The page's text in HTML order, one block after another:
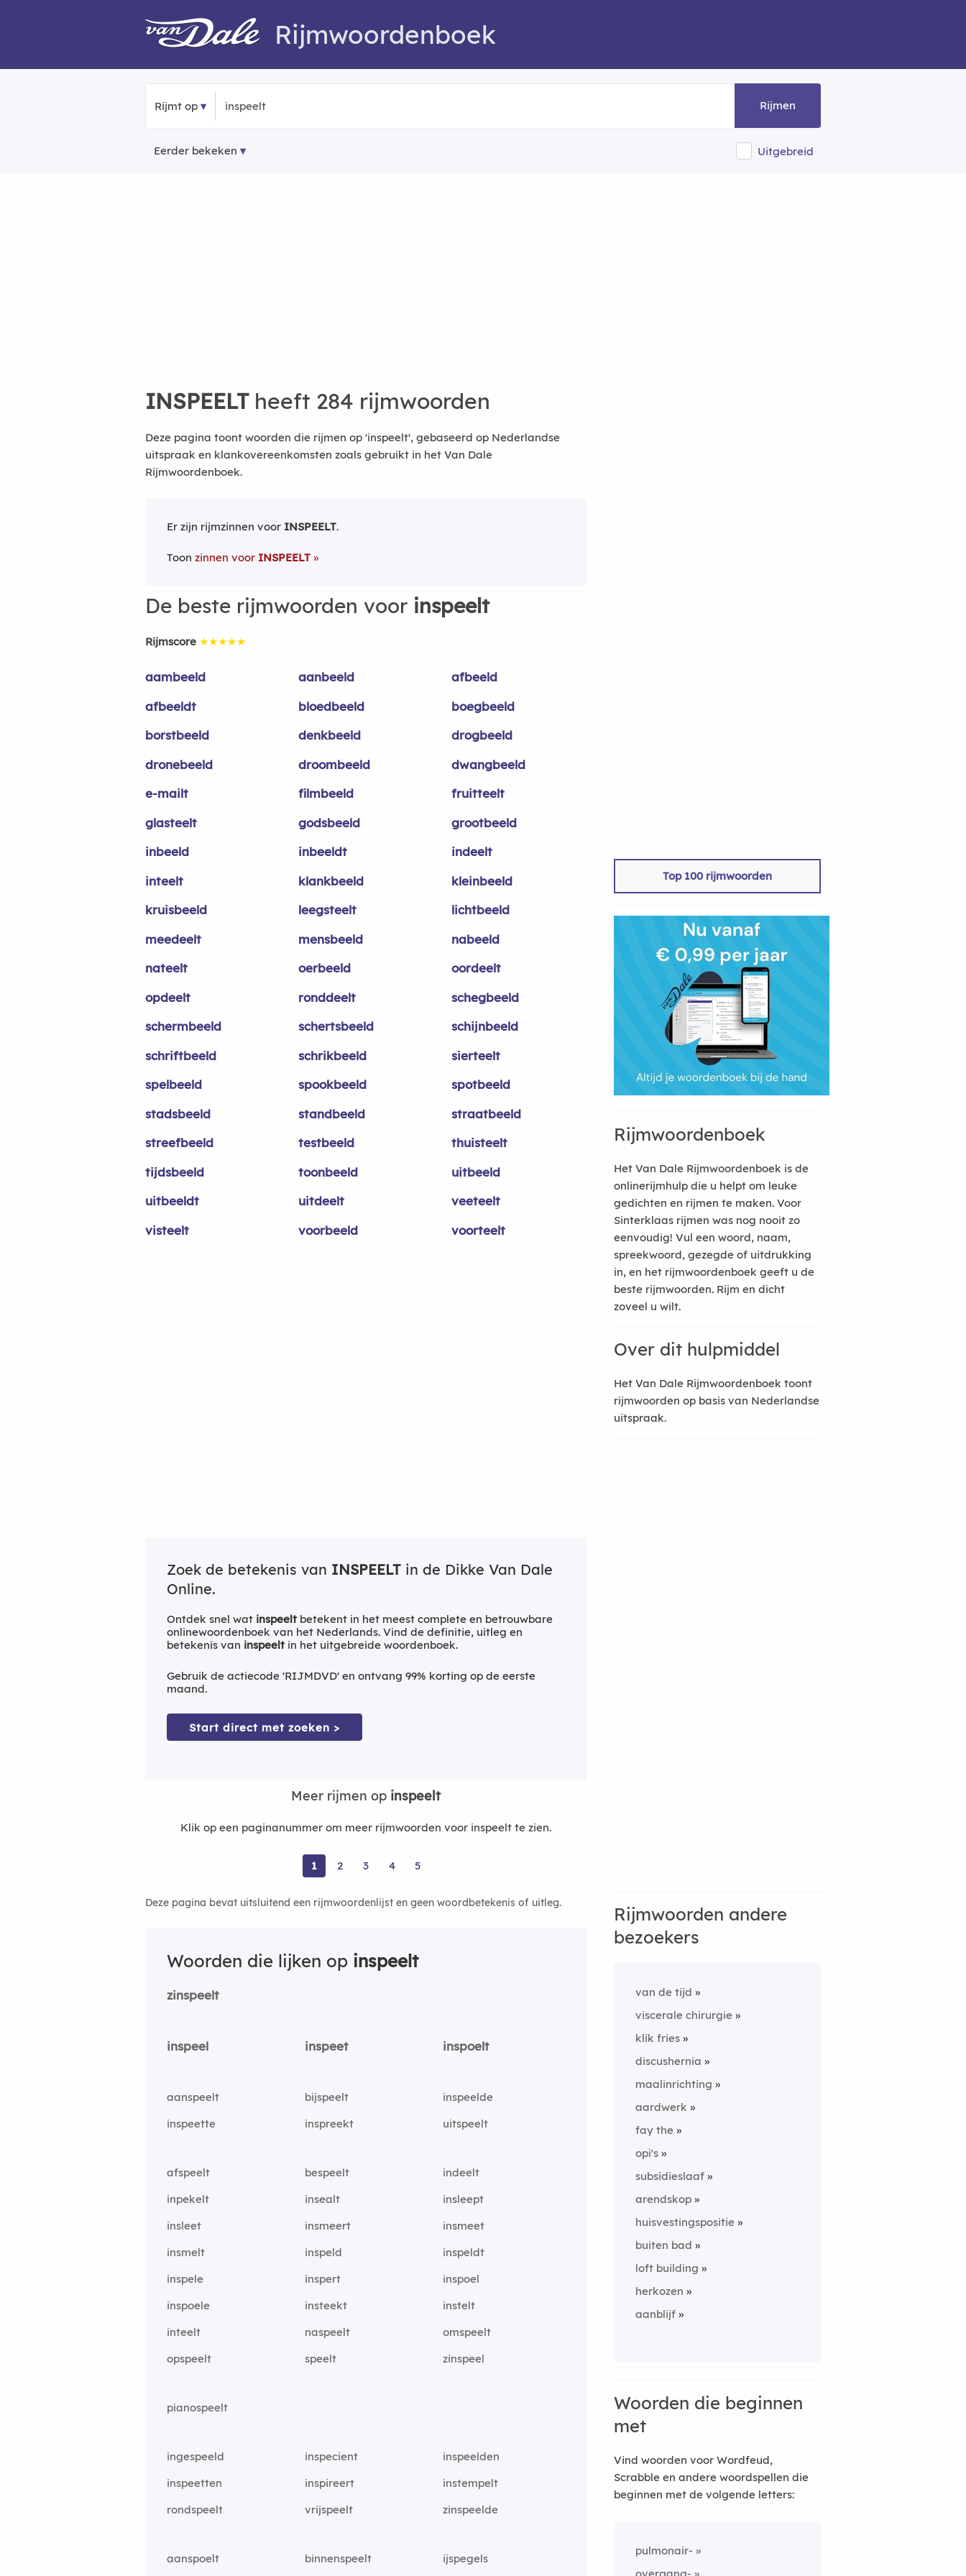
Rijmwoordenboek
Rijmt op Rijmen
Eerder bekeken Uitgebreid
INSPEELTheeft 284 rijmwoorden
Deze pagina toont woorden die rijmen op 'inspeelt', gebaseerd op Nederlandse
uitspraak en klankovereenkomsten zoals gebruikt in het Van Dale
Rijmwoordenboek.
Er zijn rijmzinnen voor INSPEELT.
Toon zinnen voor INSPEELT
De beste rijmwoorden voor inspeelt
Rijmscore ★★★★★
aambeeld aanbeeld
afbeeld
afbeeldt
bloedbeeld
boegbeeld
borstbeeld
denkbeeld
drogbeeld
dronebeeld
droombeeld
dwangbeeld
e-mailt
filmbeeld
fruitteelt
glasteelt
godsbeeld
grootbeeld
inbeeld
inbeeldt
indeelt
inteelt
klankbeeld
kleinbeeld
kruisbeeld
leegsteelt
lichtbeeld
meedeelt
mensbeeld
nabeeld
nateelt
oerbeeld
oordeelt
opdeelt
ronddeelt
schegbeeld
schermbeeld
schertsbeeld
schijnbeeld
schriftbeeld
schrikbeeld
sierteelt
spelbeeld
spookbeeld
spotbeeld
stadsbeeld
standbeeld
straatbeeld
streefbeeld
testbeeld
thuisteelt
tijdsbeeld
toonbeeld
uitbeeld
uitbeeldt
uitdeelt
veeteelt
visteelt
voorbeeld voorteelt
Zoek de betekenis van INSPEELT in de Dikke Van Dale
Online.
Ontdek snel wat inspeelt betekent in het meest complete en betrouwbare
onlinewoordenboek van het Nederlands. Vind de definitie, uitleg en
betekenis van inspeelt in het uitgebreide woordenboek.
Gebruik de actiecode 'RIJMDVD' en ontvang 99% korting op de eerste
maand.
Start direct met zoeken >
Meer rijmen op inspeelt
Klik op een paginanummer om meer rijmwoorden voor inspeelt te zien.
1 2 3 4 5
Deze pagina bevat uitsluitend een rijmwoordenlijst en geen woordbetekenis of uitleg.
Woorden die lijken op inspeelt
zinspeelt
inspeel inspeet inspoelt
aanspeelt bijspeelt
inspeelde
inspeette
inspreekt uitspeelt
afspeelt bespeelt
indeelt
inpekelt
insealt
insleept
insleet
insmeert
insmeet
insmelt
inspeld
inspeldt
inspele
inspert
inspoel
inspoele
insteekt
instelt
inteelt
naspeelt
omspeelt
opspeelt
speelt zinspeel
pianospeelt
ingespeeld inspecient
inspeelden
inspeetten
inspireert
instempelt
rondspeelt
vrijspeelt zinspeelde
aanspoelt binnenspeelt ijspegels
Top 100 rijmwoorden
Rijmwoordenboek
Het Van Dale Rijmwoordenboek is de
onlinerijmhulp die u helpt om leuke
gedichten en rijmen te maken. Voor
Sinterklaas rijmen was nog nooit zo
eenvoudig! Vul een woord, naam,
spreekwoord, gezegde of uitdrukking
in, en het rijmwoordenboek geeft u de
beste rijmwoorden. Rijm en dicht
zoveel u wilt.
Over dit hulpmiddel
Het Van Dale Rijmwoordenboek toont
rijmwoorden op basis van Nederlandse
uitspraak.
Rijmwoorden andere
bezoekers
van de tijd
viscerale chirurgie
klik fries
discushernia
maalinrichting
aardwerk
fay the
opi's
subsidieslaaf
arendskop
huisvestingspositie
buiten bad
loft building
herkozen
aanblijf
Woorden die beginnen
met
Vind woorden voor Wordfeud,
Scrabble en andere woordspellen die
beginnen met de volgende letters:
pulmonair-